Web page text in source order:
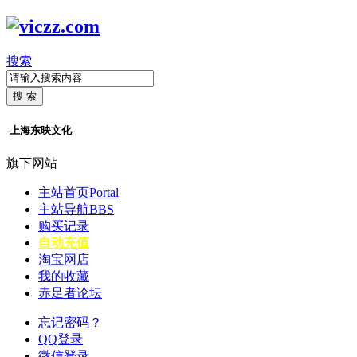
搜索
搜 索
-上海东映文化-
旗下网站
主站首页Portal
主站导航BBS
购买记录
自动充值
淘宝网店
我的收藏
赤足者论坛
忘记密码？
QQ登录